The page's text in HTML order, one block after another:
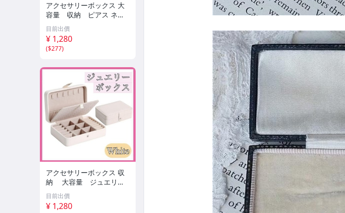
アクセサリーボックス 大
容量 収納 ピアス ネッ
クレス ジュエリーボッ
クス
目前出價
¥ 1,280
($277)
アクセサリーボックス 収
納 大容量 ジュエリー
ボックス ピアス ネックレ
ス
目前出價
¥ 1,280